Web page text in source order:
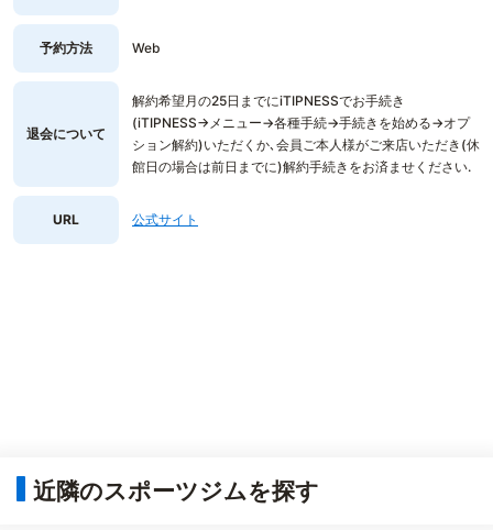
予約方法 Web
退会について
解約希望月の25日までにiTIPNESSでお手続き
(iTIPNESS→メニュー→各種手続→手続きを始める→オプ
ション解約)いただくか､会員ご本人様がご来店いただき(休
館日の場合は前日までに)解約手続きをお済ませください.
URL 公式サイト
近隣のスポーツジムを探す